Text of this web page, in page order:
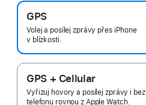
GPS
Volej a posílej zprávy přes iPhone
v blízkosti.
GPS + Cellular
Vyřizuj hovory a posílej zprávy i bez
telefonu rovnou z Apple Watch.